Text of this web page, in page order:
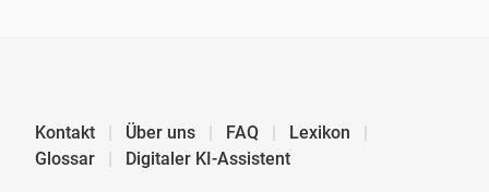
Kontakt Über uns FAQ
Lexikon
Glossar
Digitaler KI-Assistent